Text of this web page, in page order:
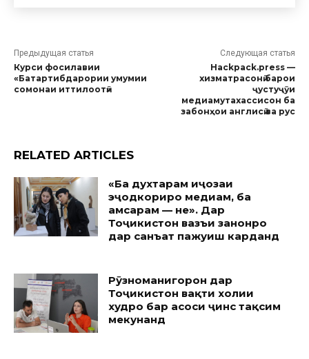
Предыдущая статья
Курси фосилавии
«Батартибдарории умумии
сомонаи иттилоотӣ»
Следующая статья
Hackpack.press —
хизматрасонӣ барои
ҷустуҷӯи
медиамутахассисон ба
забонҳои англисӣ ва русӣ
RELATED ARTICLES
«Ба духтарам иҷозаи
эҷодкориро медиҳам, ба
ҳамсарам — не». Дар
Тоҷикистон вазъи занонро
дар санъат пажуҳиш карданд
Рӯзноманигорон дар
Тоҷикистон вақти холии
худро бар асоси ҷинс тақсим
мекунанд